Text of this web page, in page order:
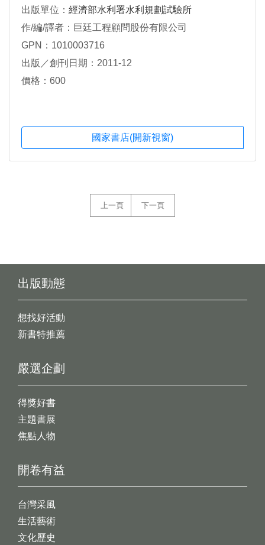
出版單位： 經濟部水利署水利規劃試驗所
作/編/譯者：巨廷工程顧問股份有限公司
GPN：1010003716
出版／創刊日期：2011-12
價格：600
國家書店(開新視窗)
上一頁 下一頁
出版動態
想找好活動
新書特推薦
開卷有益
台灣采風
生活藝術
文化歷史
嚴選企劃
得獎好書
主題書展
焦點人物